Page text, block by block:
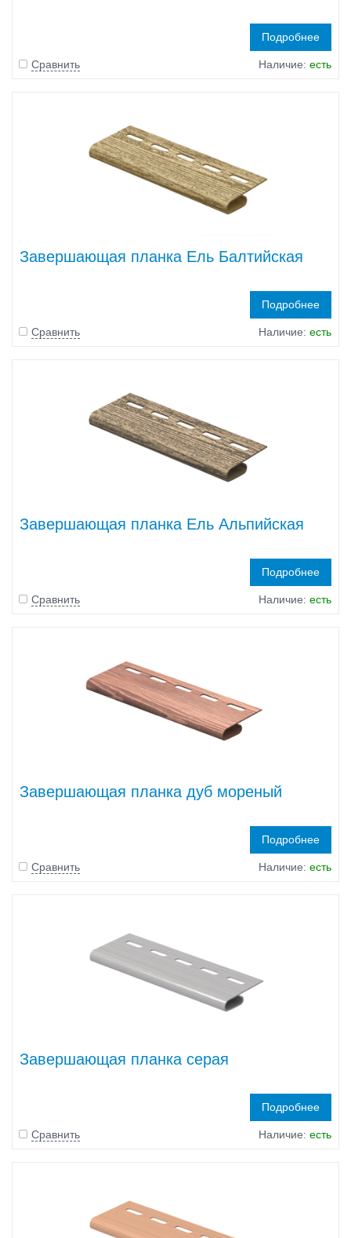
Подробнее
Сравнить Наличие: есть
Завершающая планка Ель Балтийская
Подробнее
Сравнить Наличие: есть
Завершающая планка Ель Альпийская
Подробнее
Сравнить Наличие: есть
Завершающая планка дуб мореный
Подробнее
Сравнить Наличие: есть
Завершающая планка серая
Подробнее
Сравнить Наличие: есть